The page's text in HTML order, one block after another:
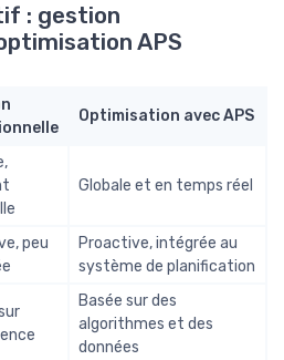
: gestion
APS
Optimisation avec APS
Globale et en temps réel
peu
Proactive, intégrée au
système de planification
Basée sur des
algorithmes et des
données